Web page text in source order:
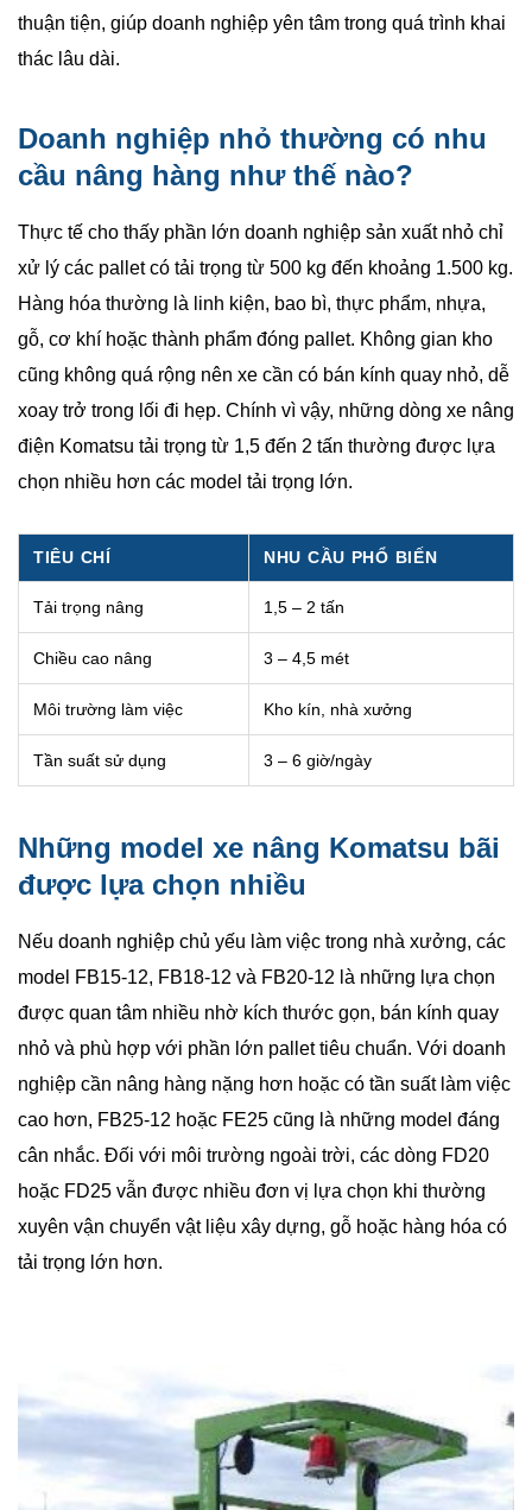
thuận tiện, giúp doanh nghiệp yên tâm trong quá trình khai
thác lâu dài.
Doanh nghiệp nhỏ thường có nhu
cầu nâng hàng như thế nào?
Thực tế cho thấy phần lớn doanh nghiệp sản xuất nhỏ chỉ
xử lý các pallet có tải trọng từ 500 kg đến khoảng 1.500 kg.
Hàng hóa thường là linh kiện, bao bì, thực phẩm, nhựa,
gỗ, cơ khí hoặc thành phẩm đóng pallet. Không gian kho
cũng không quá rộng nên xe cần có bán kính quay nhỏ, dễ
xoay trở trong lối đi hẹp. Chính vì vậy, những dòng xe nâng
điện Komatsu tải trọng từ 1,5 đến 2 tấn thường được lựa
chọn nhiều hơn các model tải trọng lớn.
TIÊU CHÍ NHU CẦU PHỔ BIẾN
Tải trọng nâng 1,5 – 2 tấn
Chiều cao nâng 3 – 4,5 mét
Môi trường làm việc Kho kín, nhà xưởng
Tần suất sử dụng 3 – 6 giờ/ngày
Những model xe nâng Komatsu bãi
được lựa chọn nhiều
Nếu doanh nghiệp chủ yếu làm việc trong nhà xưởng, các
model FB15-12, FB18-12 và FB20-12 là những lựa chọn
được quan tâm nhiều nhờ kích thước gọn, bán kính quay
nhỏ và phù hợp với phần lớn pallet tiêu chuẩn. Với doanh
nghiệp cần nâng hàng nặng hơn hoặc có tần suất làm việc
cao hơn, FB25-12 hoặc FE25 cũng là những model đáng
cân nhắc. Đối với môi trường ngoài trời, các dòng FD20
hoặc FD25 vẫn được nhiều đơn vị lựa chọn khi thường
xuyên vận chuyển vật liệu xây dựng, gỗ hoặc hàng hóa có
tải trọng lớn hơn.